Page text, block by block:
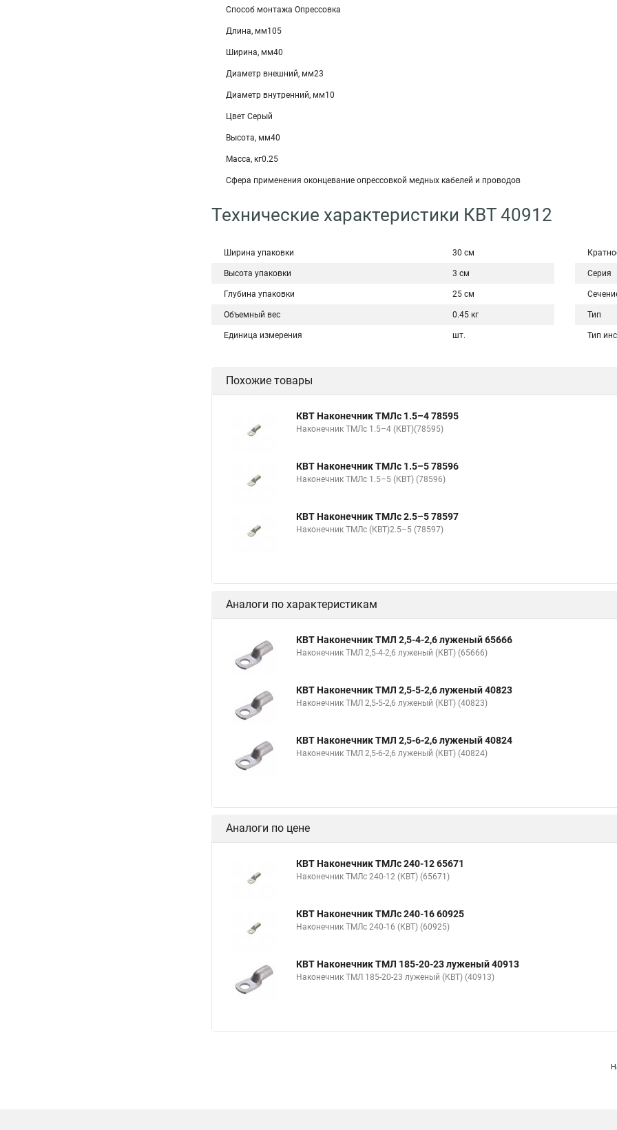
Способ монтажа Опрессовка
Длина, мм105
Ширина, мм40
Диаметр внешний, мм23
Диаметр внутренний, мм10
Цвет Серый
Высота, мм40
Масса, кг0.25
Сфера применения оконцевание опрессовкой медных кабелей и проводов
Технические характеристики КВТ 40912
Ширина упаковки 30 см
Высота упаковки 3 см
Глубина упаковки 25 см
Объемный вес 0.45 кг
Единица измерения шт.
Серия
Тип
Тип
Похожие товары
КВТ Наконечник ТМЛс 1.5–4 78595
Наконечник ТМЛс 1.5–4 (КВТ)(78595)
КВТ Наконечник ТМЛс 1.5–5 78596
Наконечник ТМЛс 1.5–5 (КВТ) (78596)
КВТ Наконечник ТМЛс 2.5–5 78597
Наконечник ТМЛс (КВТ)2.5–5 (78597)
Аналоги по характеристикам
КВТ Наконечник ТМЛ 2,5-4-2,6 луженый 65666
Наконечник ТМЛ 2,5-4-2,6 луженый (КВТ) (65666)
КВТ Наконечник ТМЛ 2,5-5-2,6 луженый 40823
Наконечник ТМЛ 2,5-5-2,6 луженый (КВТ) (40823)
КВТ Наконечник ТМЛ 2,5-6-2,6 луженый 40824
Наконечник ТМЛ 2,5-6-2,6 луженый (КВТ) (40824)
Аналоги по цене
КВТ Наконечник ТМЛс 240-12 65671
Наконечник ТМЛс 240-12 (КВТ) (65671)
КВТ Наконечник ТМЛс 240-16 60925
Наконечник ТМЛс 240-16 (КВТ) (60925)
КВТ Наконечник ТМЛ 185-20-23 луженый 40913
Наконечник ТМЛ 185-20-23 луженый (КВТ) (40913)